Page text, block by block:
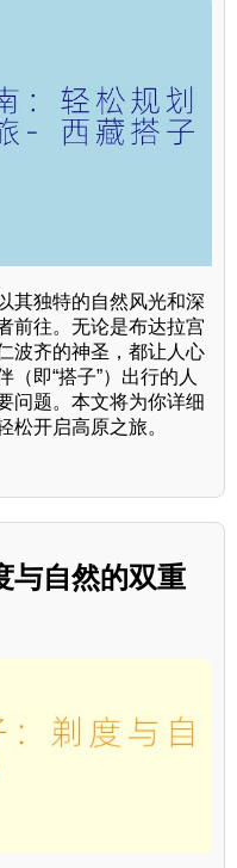
其独特的自然风光和深
前往。无论是布达拉宫
波齐的神圣，都让人心
即“搭子”）出行的人
问题。本文将为你详细
松开启高原之旅。
与自然的双重